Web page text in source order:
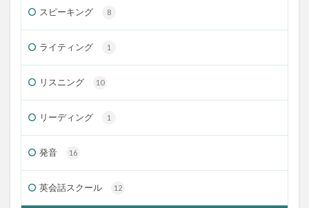
スピーキング 8
ライティング 1
リスニング 10
リーディング 1
発音 16
英会話スクール 12